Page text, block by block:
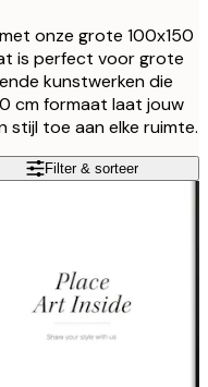
onze grote 100x150
is perfect voor grote
kunstwerken die
cm formaat laat jouw
stijl toe aan elke ruimte.
Filter & sorteer